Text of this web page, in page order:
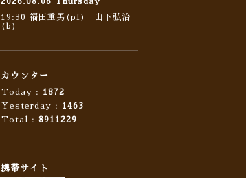
19:30 福田重男(pf) 山下弘治
(b)
カウンター
Today : 1872
Yesterday : 1463
Total : 8911229
携帯サイト